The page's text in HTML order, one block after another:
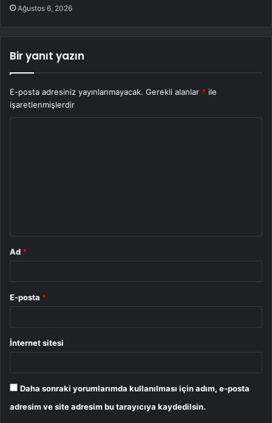
Ağustos 6, 2026
Bir yanıt yazın
E-posta adresiniz yayınlanmayacak. Gerekli alanlar * ile
işaretlenmişlerdir
Ad *
E-posta *
İnternet sitesi
Daha sonraki yorumlarımda kullanılması için adım, e-posta
adresim ve site adresim bu tarayıcıya kaydedilsin.